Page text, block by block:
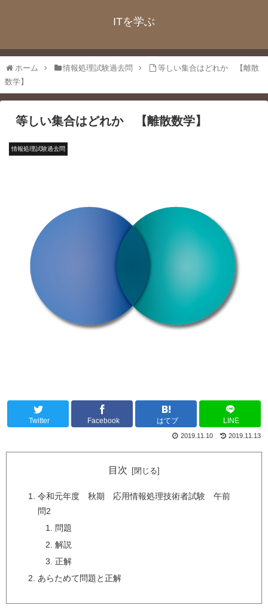
ITを学ぶ
ホーム 情報処理試験過去問
等しい集合はどれか 【離散
数学】
等しい集合はどれか 【離散数学】
情報処理試験過去問
Twitter Facebook はてブ LINE
2019.11.13
2019.11.10
目次
令和元年度 秋期 応用情報処理技術者試験 午前
問2
問題
解説
正解
あらためて問題と正解